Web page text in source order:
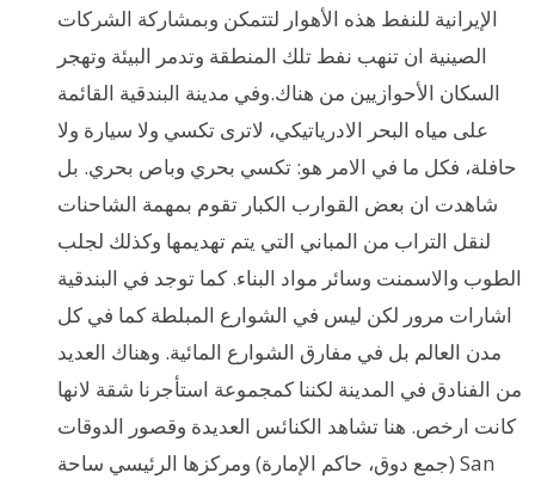
الإيرانية للنفط هذه الأهوار لتتمكن وبمشاركة الشركات
الصينية ان تنهب نفط تلك المنطقة وتدمر البيئة وتهجر
السكان الأحوازيين من هناك.وفي مدينة البندقية القائمة
على مياه البحر الادرياتيكي، لاترى تكسي ولا سيارة ولا
حافلة، فكل ما في الامر هو: تكسي بحري وباص بحري. بل
شاهدت ان بعض القوارب الكبار تقوم بمهمة الشاحنات
لنقل التراب من المباني التي يتم تهديمها وكذلك لجلب
الطوب والاسمنت وسائر مواد البناء. كما توجد في البندقية
اشارات مرور لكن ليس في الشوارع المبلطة كما في كل
مدن العالم بل في مفارق الشوارع المائية. وهناك العديد
من الفنادق في المدينة لكننا كمجموعة استأجرنا شقة لانها
كانت ارخص. هنا تشاهد الكنائس العديدة وقصور الدوقات
(جمع دوق، حاكم الإمارة) ومركزها الرئيسي ساحة San